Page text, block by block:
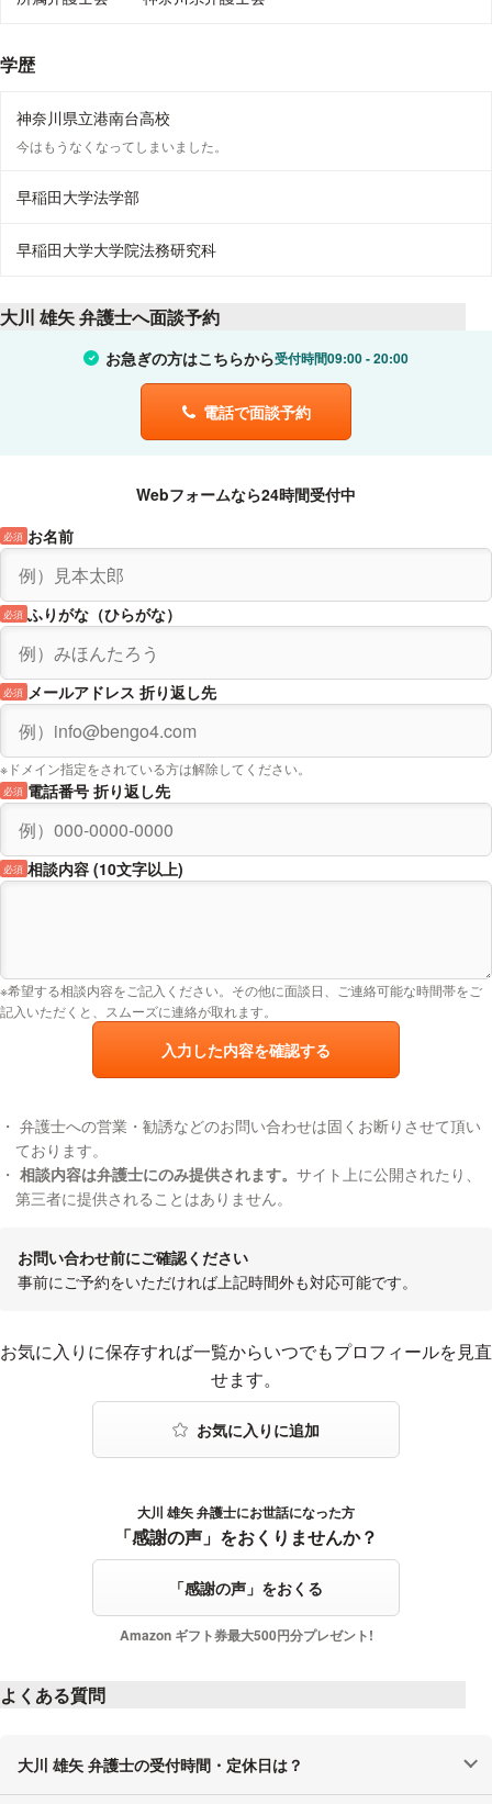
学歴
神奈川県立港南台高校
今はもうなくなってしまいました。
早稲田大学法学部
早稲田大学大学院法務研究科
大川 雄矢 弁護士へ面談予約
お急ぎの方はこちらから受付時間09:00 20:00
電話で面談予約
Webフォームなら24時間受付中
お名前
必須
ふりがな（ひらがな）
必須
メールアドレス 折り返し先
必須
※ドメイン指定をされている方は解除してください。
電話番号 折り返し先
必須
相談内容 (10文字以上)
必須
※希望する相談内容をご記入ください。その他に面談日、ご連絡可能な時間帯をご
記入いただくと、スムーズに連絡が取れます。
入力した内容を確認する
弁護士への営業・勧誘などのお問い合わせは固くお断りさせて頂い
ております。
相談内容は弁護士にのみ提供されます。 サイト上に公開されたり、
第三者に提供されることはありません。
お問い合わせ前にご確認ください
事前にご予約をいただければ上記時間外も対応可能です。
お気に入りに登録する
お気に入りに保存すれば一覧からいつでもプロフィールを見直
せます。
感謝の声をおくる大川 雄矢 弁護士にお世話になった方
「感謝の声」をおくりませんか？
「感謝の声」をおくる
Amazon ギフト券最大500円分プレゼント!
よくある質問
大川 雄矢 弁護士の受付時間・定休日は？